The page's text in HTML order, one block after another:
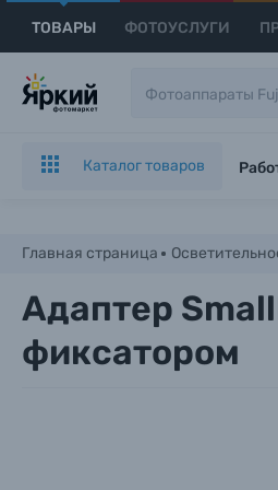
ТОВАРЫ ФОТОУСЛУГИ
Каталог товаров
Главная страница
Адаптер
фиксатором